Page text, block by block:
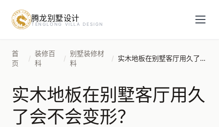
腾龙别墅设计
TENGLONG VILLA DESIGN
首
页
/
装修百
科
/
别墅装修材
料
/ 实木地板在别墅客厅用久了会不会变形？
实木地板在别墅客厅用久
了会不会变形？
预约设计咨询
姓名*
手机号*